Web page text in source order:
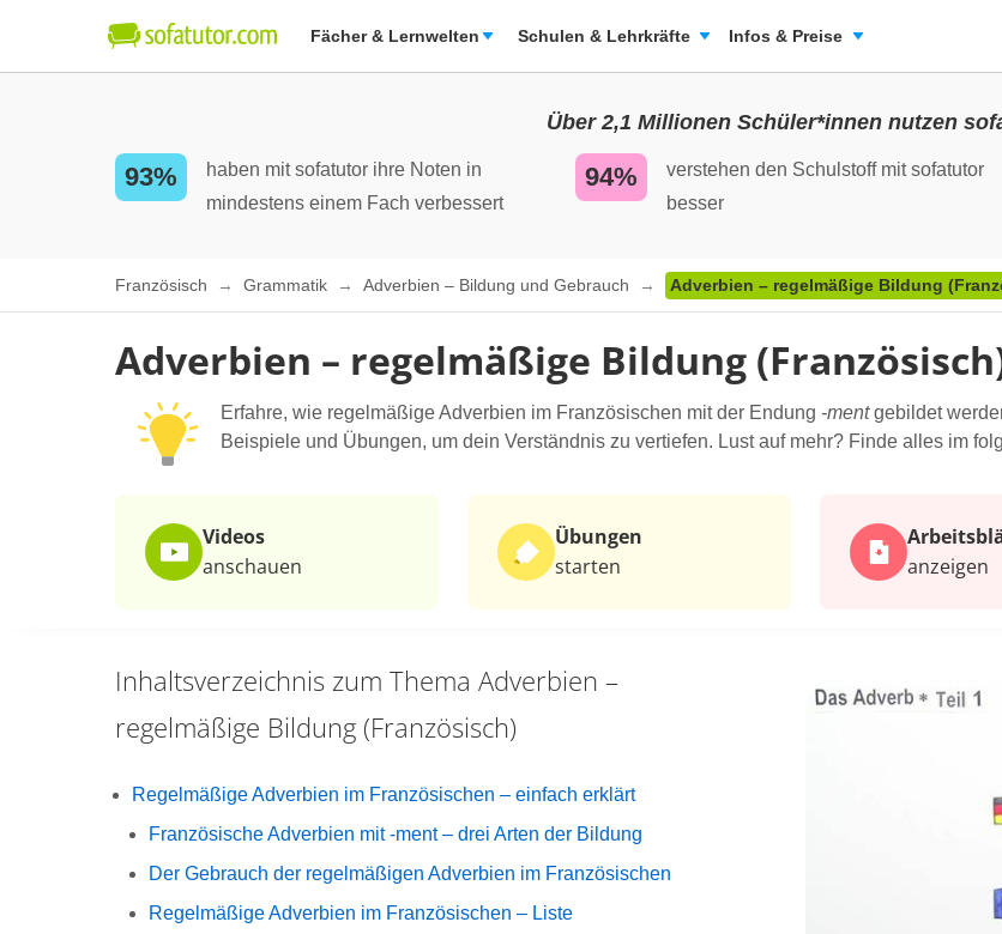
Fächer & Lernwelten Schulen & Lehrkräfte Infos & Preise
Über 2,1 Millionen Schüler*innen nutzen
93%
haben mit sofatutor ihre Noten in
mindestens einem Fach verbessert
94%
verstehen den Schulstoff mit sofatutor
besser
Französisch Grammatik Adverbien – Bildung und Gebrauch Adverbien – regelmäßige Bildung
Adverbien – regelmäßige Bildung
Erfahre, wie regelmäßige Adverbien im Französischen mit der Endung -mentgebildet
Beispiele und Übungen, um dein Verständnis zu vertiefen. Lust auf mehr? Finde alles im
Videos
anschauen
Übungen
starten
anzeigen
Inhaltsverzeichnis zum Thema Adverbien –
regelmäßige Bildung (Französisch)
Regelmäßige Adverbien im Französischen – einfach erklärt
Französische Adverbien mit -ment – drei Arten der Bildung
Der Gebrauch der regelmäßigen Adverbien im Französischen
Regelmäßige Adverbien im Französischen – Liste